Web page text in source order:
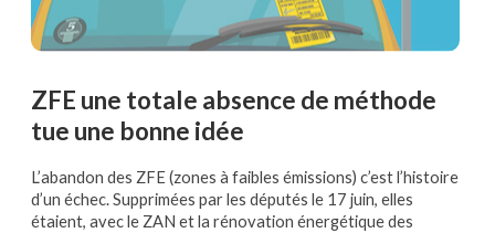
ZFE une totale absence de méthode
tue une bonne idée
L’abandon des ZFE (zones à faibles émissions) c’est l’histoire
d’un échec. Supprimées par les députés le 17 juin, elles
étaient, avec le ZAN et la rénovation énergétique des